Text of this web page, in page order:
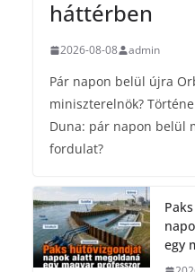
háttérben
2026-08-08 admin
Pár napon belül újra
miniszterelnök?
Duna: pár napon belül
fordulat?
egy